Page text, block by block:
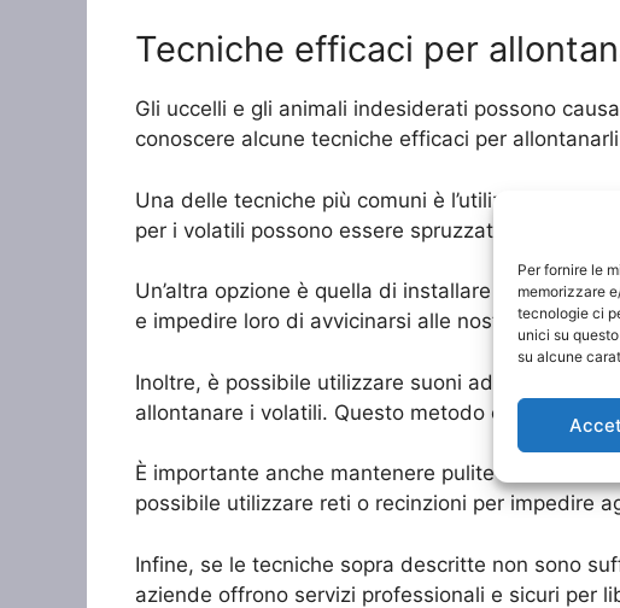
Per fornire le
memorizzare
tecnologie ci
unici su
su alcune
Tecniche efficaci per
Gli uccelli e gli animali indesiderati possono
conoscere alcune tecniche efficaci per
Una delle tecniche più comuni è l’utilizzo di
per i volatili possono essere spruzzati intorno
Un’altra opzione è quella di installare dispositivi
e impedire loro di avvicinarsi alle nostre proprietà.
Inoltre, è possibile utilizzare suoni ad alta
allontanare i volatili. Questo metodo è
È importante anche mantenere pulite le aree
possibile utilizzare reti o recinzioni per impedire
Infine, se le tecniche sopra descritte non sono
aziende offrono servizi professionali e sicuri per